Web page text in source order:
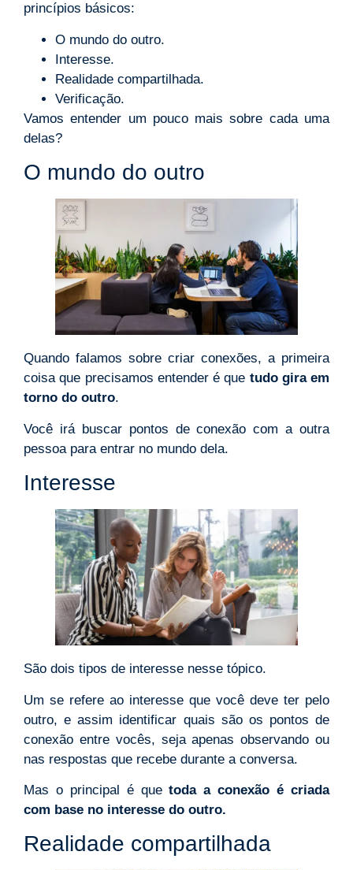
princípios básicos:
O mundo do outro.
Interesse.
Realidade compartilhada.
Verificação.
Vamos entender um pouco mais sobre cada uma
delas?
O mundo do outro
Quando falamos sobre criar conexões, a primeira
coisa que precisamos entender é que tudo gira em
torno do outro.
Você irá buscar pontos de conexão com a outra
pessoa para entrar no mundo dela.
Interesse
São dois tipos de interesse nesse tópico.
Um se refere ao interesse que você deve ter pelo
outro, e assim identificar quais são os pontos de
conexão entre vocês, seja apenas observando ou
nas respostas que recebe durante a conversa.
Mas o principal é quetoda a conexão é criada
com base no interesse do outro.
Realidade compartilhada